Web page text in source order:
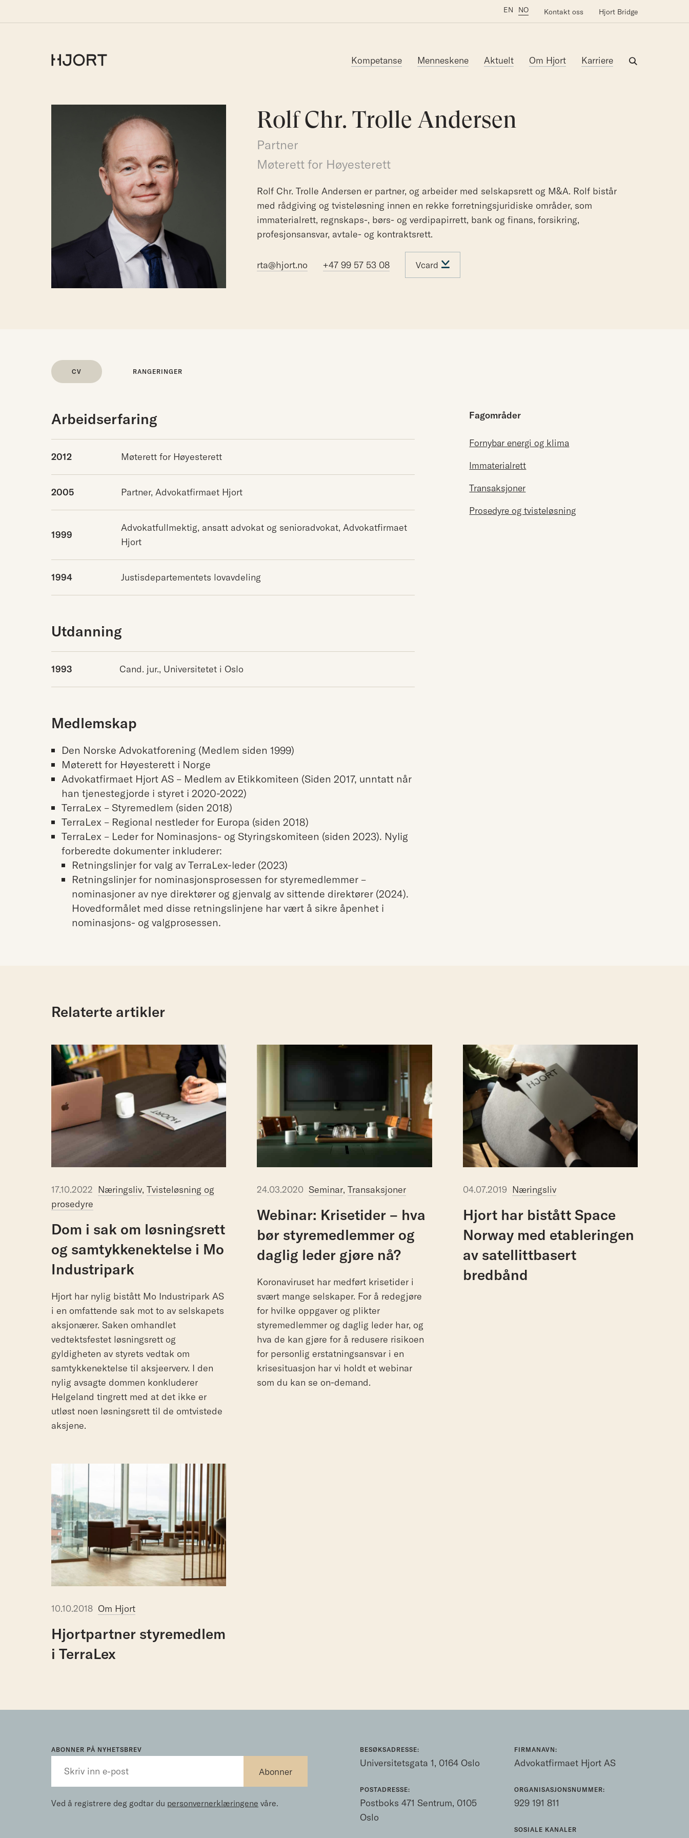
EN NO Kontakt oss Hjort Bridge
Kompetanse Menneskene Aktuelt Om Hjort Karriere
Rolf Chr. Trolle Andersen
Partner
Møterett for Høyesterett
Rolf Chr. Trolle Andersen er partner, og arbeider med selskapsrett og M&A. Rolf bistår
med rådgiving og tvisteløsning innen en rekke forretningsjuridiske områder, som
immaterialrett, regnskaps-, børs- og verdipapirrett, bank og finans, forsikring,
profesjonsansvar, avtale- og kontraktsrett.
rta@hjort.no +47 99 57 53 08 Vcard
CV RANGERINGER
Arbeidserfaring
2012 Møterett for Høyesterett
2005 Partner, Advokatfirmaet Hjort
1999
Advokatfullmektig, ansatt advokat og senioradvokat, Advokatfirmaet
Hjort
1994 Justisdepartementets lovavdeling
Utdanning
1993 Cand. jur., Universitetet i Oslo
Medlemskap
Den Norske Advokatforening (Medlem siden 1999)
Møterett for Høyesterett i Norge
Advokatfirmaet Hjort AS – Medlem av Etikkomiteen (Siden 2017, unntatt når
han tjenestegjorde i styret i 2020-2022)
TerraLex – Styremedlem (siden 2018)
TerraLex – Regional nestleder for Europa (siden 2018)
TerraLex – Leder for Nominasjons- og Styringskomiteen (siden 2023). Nylig
forberedte dokumenter inkluderer:
Retningslinjer for valg av TerraLex-leder (2023)
Retningslinjer for nominasjonsprosessen for styremedlemmer –
nominasjoner av nye direktører og gjenvalg av sittende direktører (2024).
Hovedformålet med disse retningslinjene har vært å sikre åpenhet i
nominasjons- og valgprosessen.
Fagområder
Fornybar energi og klima
Immaterialrett
Transaksjoner
Prosedyre og tvisteløsning
Relaterte artikler
17.10.2022 Næringsliv, Tvisteløsning og
prosedyre
Dom i sak om løsningsrett
og samtykkenektelse i Mo
Industripark
Hjort har nylig bistått Mo Industripark AS
i en omfattende sak mot to av selskapets
aksjonærer. Saken omhandlet
vedtektsfestet løsningsrett og
gyldigheten av styrets vedtak om
samtykkenektelse til aksjeerverv. I den
nylig avsagte dommen konkluderer
Helgeland tingrett med at det ikke er
utløst noen løsningsrett til de omtvistede
aksjene.
24.03.2020 Seminar,Transaksjoner
Webinar: Krisetider – hva
bør styremedlemmer og
daglig leder gjøre nå?
Koronaviruset har medført krisetider i
svært mange selskaper. For å redegjøre
for hvilke oppgaver og plikter
styremedlemmer og daglig leder har, og
hva de kan gjøre for å redusere risikoen
for personlig erstatningsansvar i en
krisesituasjon har vi holdt et webinar
som du kan se on-demand.
04.07.2019 Næringsliv
Hjort har bistått Space
Norway med etableringen
av satellittbasert
bredbånd
10.10.2018 Om Hjort
Hjortpartner styremedlem
i TerraLex
ABONNER PÅ NYHETSBREV
Ved å registrere deg godtar du personvernerklæringene våre.
BESØKSADRESSE:
Universitetsgata 1, 0164 Oslo
POSTADRESSE:
Postboks 471 Sentrum, 0105
Oslo
FIRMANAVN:
Advokatfirmaet Hjort AS
ORGANISASJONSNUMMER:
929 191 811
SOSIALE KANALER